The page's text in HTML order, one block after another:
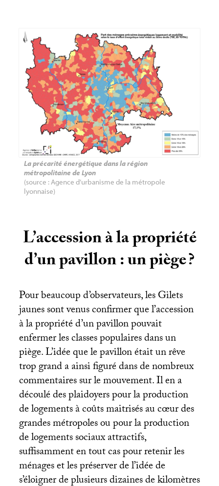
La précarité énergétique dans la région
métropolitaine de Lyon
(source : Agence d’urbanisme de la métropole
lyonnaise)
L’accession à la propriété
d’un pavillon : un piège?
Pour beaucoup d’observateurs, les Gilets
jaunes sont venus confirmer que l’accession
à la propriété d’un pavillon pouvait
enfermer les classes populaires dans un
piège. L’idée que le pavillon était un rêve
trop grand a ainsi figuré dans de nombreux
commentaires sur le mouvement. Il en a
découlé des plaidoyers pour la production
de logements à coûts maitrisés au cœur des
grandes métropoles ou pour la production
de logements sociaux attractifs,
suffisamment en tout cas pour retenir les
ménages et les préserver de l’idée de
s’éloigner de plusieurs dizaines de kilomètres